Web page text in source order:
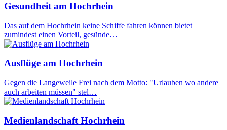
Gesundheit am Hochrhein
Das auf dem Hochrhein keine Schiffe fahren können bietet
zumindest einen Vorteil, gesünde…
Ausflüge am Hochrhein
Gegen die Langeweile Frei nach dem Motto: "Urlauben wo andere
auch arbeiten müssen" stel…
Medienlandschaft Hochrhein